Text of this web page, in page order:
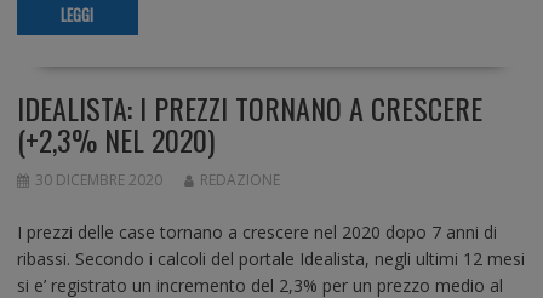
LEGGI
IDEALISTA: I PREZZI TORNANO A CRESCERE
(+2,3% NEL 2020)
30 DICEMBRE 2020 REDAZIONE
I prezzi delle case tornano a crescere nel 2020 dopo 7 anni di
ribassi. Secondo i calcoli del portale Idealista, negli ultimi 12 mesi
si e’ registrato un incremento del 2,3% per un prezzo medio al